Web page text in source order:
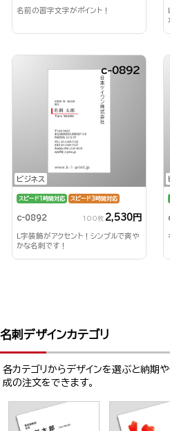
名前の習字文字がポイント！
ビジネス
c-0892
スピード1時間対応 スピード3時間対応
c-0892 100枚 2,530円
L字装飾がアクセント！シンプルで爽や
かな名刺です！
名刺デザインカテゴリ
各カテゴリからデザインを選ぶと納期
成の注文をできます。